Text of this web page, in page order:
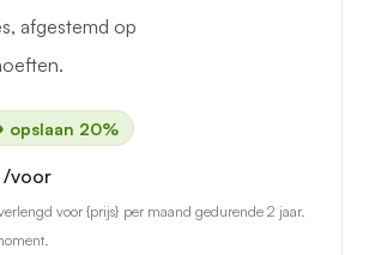
afgestemd op
opslaan 20%
/voor
voor {prijs} per maand gedurende 2 jaar.